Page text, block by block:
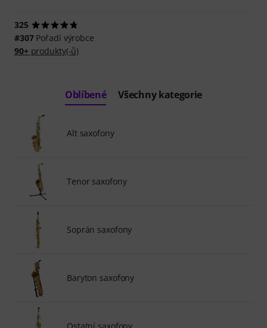
325
#307Pořadí výrobce
90+produkty(-ů)
Oblíbené Všechny kategorie
Alt saxofony
Tenor saxofony
Soprán saxofony
Baryton saxofony